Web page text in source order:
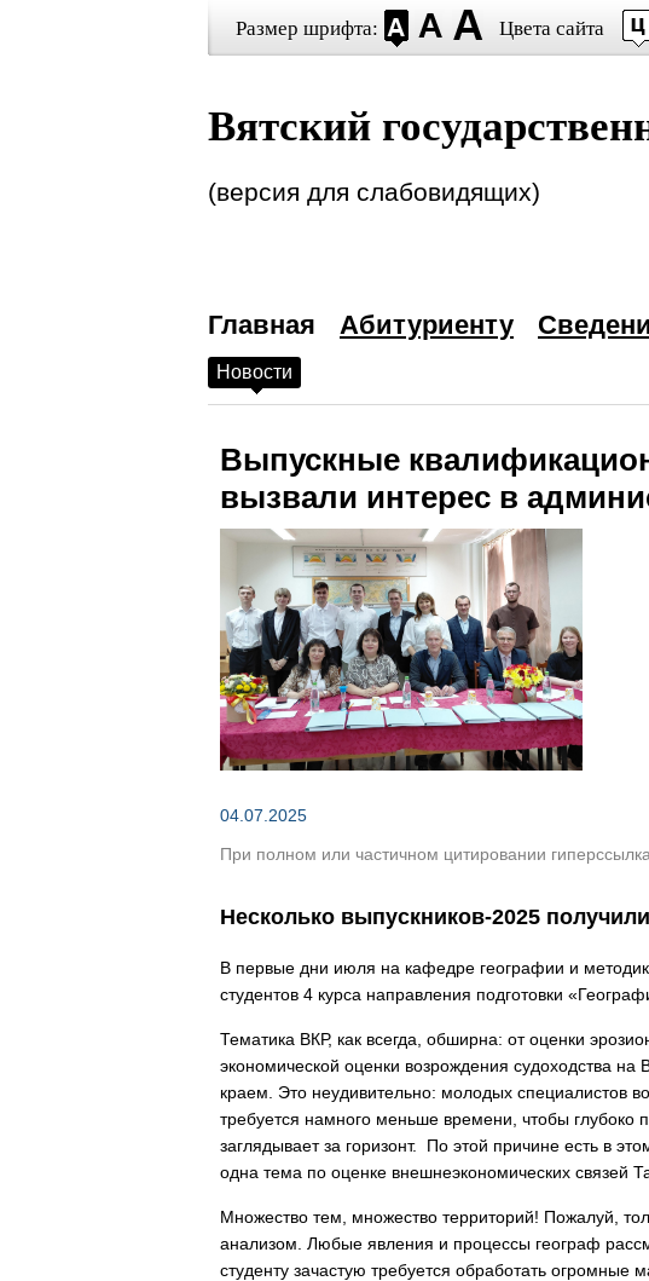
Размер шрифта: Цвета сайта
Выберите шрифт Arial Times New
Интервал между буквами(Кернинг)
— Черным по белому
Белым по черному
Темно-синим по голубому
Коричневым по бежевому
Зеленым по темно-коричневому
Вятский
(версия для слабовидящих)
Главная Абитуриенту
Новости
Выпускные
вызвали интерес в
04.07.2025
При полном или частичном цитировании
Несколько выпускников-2025
В первые дни июля на кафедре географии и
студентов 4 курса направления подготовки
Тематика ВКР, как всегда, обширна: от оценки
экономической оценки возрождения судоходства на
краем. Это неудивительно: молодых специалистов
требуется намного меньше времени, чтобы глубоко
заглядывает за горизонт. По этой причине есть в
одна тема по оценке внешнеэкономических связей
Множество тем, множество территорий! Пожалуй,
анализом. Любые явления и процессы географ
студенту зачастую требуется обработать